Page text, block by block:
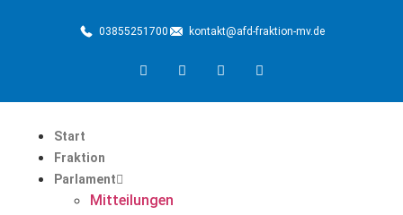
03855251700 kontakt@afd-fraktion-mv.de
Start
Fraktion
Parlament
Mitteilungen